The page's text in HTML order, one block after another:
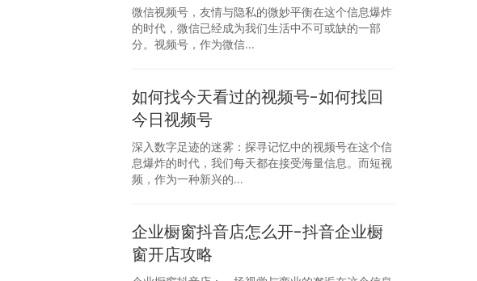
微信视频号，友情与隐私的微妙平衡在这个信息爆炸
的时代，微信已经成为我们生活中不可或缺的一部
分。视频号，作为微信...
如何找今天看过的视频号-如何找回
今日视频号
深入数字足迹的迷雾：探寻记忆中的视频号在这个信
息爆炸的时代，我们每天都在接受海量信息。而短视
频，作为一种新兴的...
企业橱窗抖音店怎么开-抖音企业橱
窗开店攻略